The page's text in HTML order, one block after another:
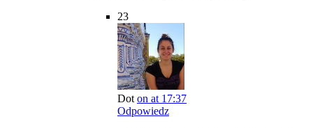
23
Dot on at 17:37
Odpowiedz